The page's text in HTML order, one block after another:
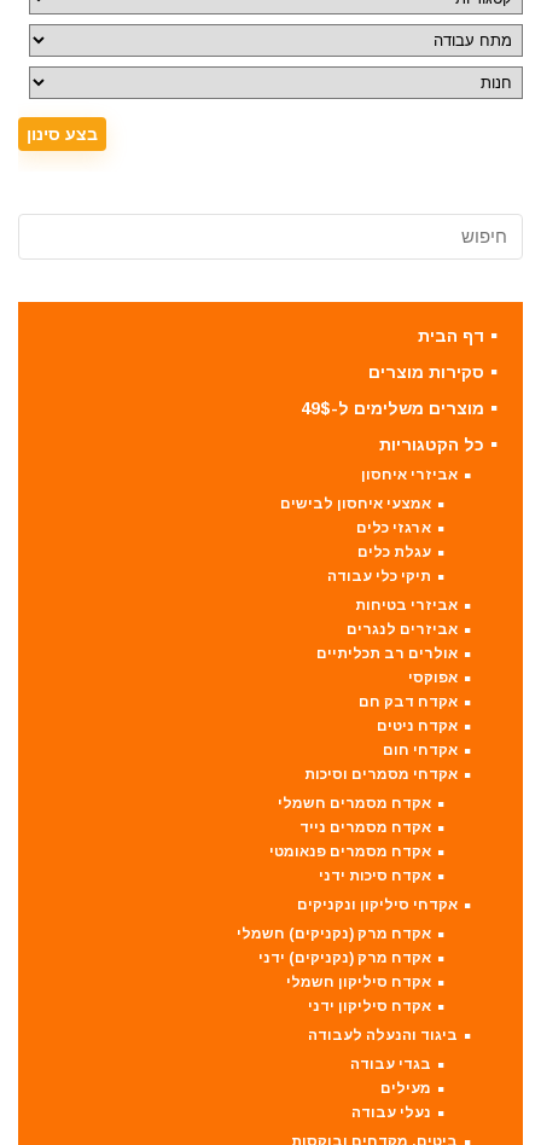
דף הבית
סקירות מוצרים
מוצרים משלימים ל-49$
כל הקטגוריות
אביזרי איחסון
אמצעי איחסון לבישים
ארגזי כלים
עגלת כלים
תיקי כלי עבודה
אביזרי בטיחות
אביזרים לנגרים
אולרים רב תכליתיים
אפוקסי
אקדח דבק חם
אקדח ניטים
אקדחי חום
אקדחי מסמרים וסיכות
אקדח מסמרים חשמלי
אקדח מסמרים נייד
אקדח מסמרים פנאומטי
אקדח סיכות ידני
אקדחי סיליקון ונקניקים
אקדח מרק (נקניקים) חשמלי
אקדח מרק (נקניקים) ידני
אקדח סיליקון חשמלי
אקדח סיליקון ידני
ביגוד והנעלה לעבודה
בגדי עבודה
מעילים
נעלי עבודה
ביטים, מקדחים ובוקסות